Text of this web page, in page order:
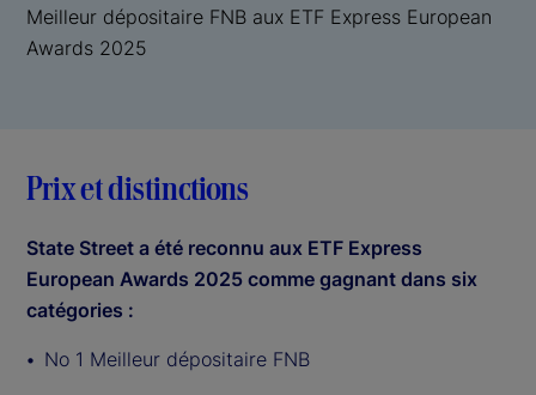
Meilleur dépositaire FNB aux ETF Express European
Awards 2025
Prix et distinctions
State Street a été reconnu aux ETF Express
European Awards 2025 comme gagnant dans six
catégories :
No 1 Meilleur dépositaire FNB